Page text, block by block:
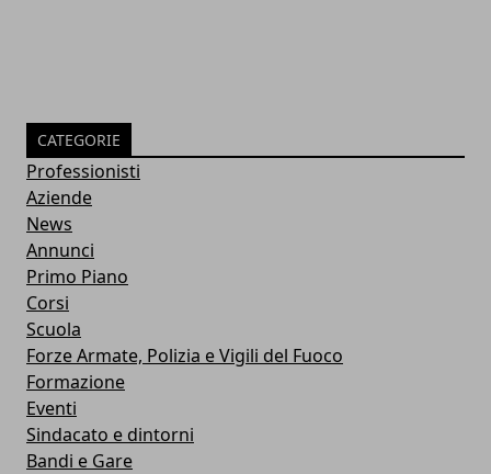
CATEGORIE
Professionisti
Aziende
News
Annunci
Primo Piano
Corsi
Scuola
Forze Armate, Polizia e Vigili del Fuoco
Formazione
Eventi
Sindacato e dintorni
Bandi e Gare